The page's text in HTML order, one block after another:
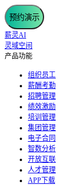
预约演示
薪灵AI
灵域空间
产品功能
组织员工
薪酬考勤
招聘管理
绩效激励
培训管理
集团管理
电子合同
智数分析
开放互联
人才管理
APP下载